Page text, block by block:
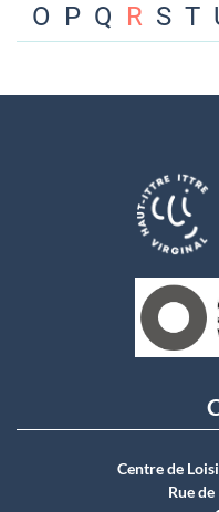
O P Q R S T
Centre de
Rue